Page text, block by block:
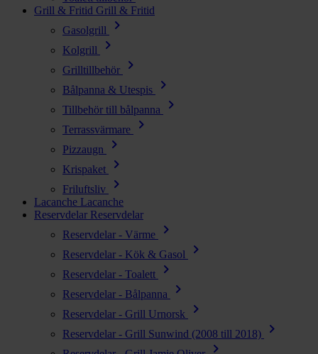
Grill & Fritid Grill & Fritid
Gasolgrill
chevron_right
Kolgrill chevron_right
Grilltillbehör chevron_right
Bålpanna & Utespis chevron_right
Tillbehör till bålpanna chevron_right
Terrassvärmare chevron_right
Pizzaugn chevron_right
Krispaket chevron_right
Friluftsliv chevron_right
Lacanche Lacanche
Reservdelar Reservdelar
Reservdelar - Värme
chevron_right
Reservdelar - Kök & Gasol chevron_right
Reservdelar - Toalett chevron_right
Reservdelar - Bålpanna chevron_right
Reservdelar - Grill Urnorsk chevron_right
Reservdelar - Grill Sunwind (2008 till 2018) chevron_right
chevron_right